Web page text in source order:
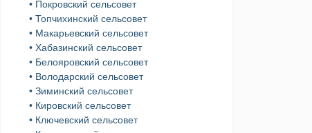
• Покровский сельсовет
• Топчихинский сельсовет
• Макарьевский сельсовет
• Хабазинский сельсовет
• Белояровский сельсовет
• Володарский сельсовет
• Зиминский сельсовет
• Кировский сельсовет
• Ключевский сельсовет